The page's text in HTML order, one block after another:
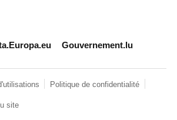
Gouvernement.lu
Politique de confidentialité
site